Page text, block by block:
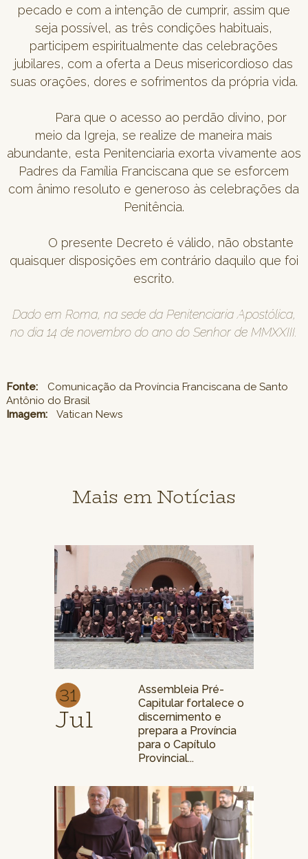
pecado e com a intenção de cumprir, assim que
seja possível, as três condições habituais,
participem espiritualmente das celebrações
jubilares, com a oferta a Deus misericordioso das
suas orações, dores e sofrimentos da própria vida.
Para que o acesso ao perdão divino, por
meio da Igreja, se realize de maneira mais
abundante, esta Penitenciaria exorta vivamente aos
Padres da Família Franciscana que se esforcem
com ânimo resoluto e generoso às celebrações da
Penitência.
O presente Decreto é válido, não obstante
quaisquer disposições em contrário daquilo que foi
escrito.
Dado em Roma, na sede da Penitenciaria Apostólica,
no dia 14 de novembro do ano do Senhor de MMXXIII.
Fonte:
Comunicação da Província Franciscana de Santo
Antônio do Brasil
Imagem:
Vatican News
Mais em Notícias
31
Jul
Assembleia Pré-
Capitular fortalece o
discernimento e
prepara a Província
para o Capítulo
Provincial...